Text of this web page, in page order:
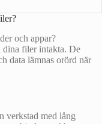
och appar?
dina filer intakta. De
data lämnas orörd när
verkstad med lång